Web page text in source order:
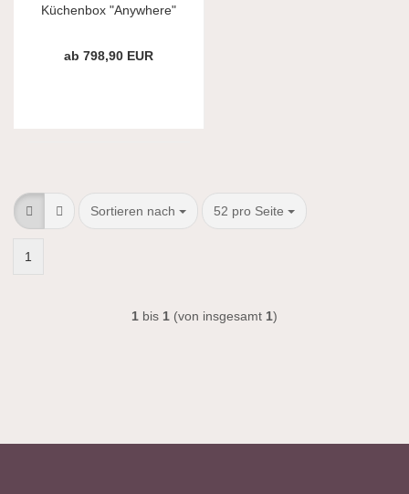
Küchenbox "Anywhere"
ab 798,90 EUR
Sortieren nach
Sortieren nach 52 pro Seite
pro Seite
1
1 bis 1 (von insgesamt 1)